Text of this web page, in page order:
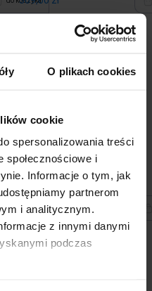
O plikach cookies
cookie
spersonalizowania treści
społecznościowe i
Informacje o tym, jak
partnerom
i analitycznym.
z innymi danymi
podczas
do koszyka
309,00 zł
399,00 zł